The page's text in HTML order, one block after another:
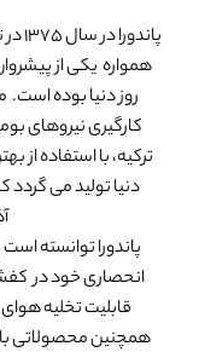
همواره یکی از
روز دنیا بوده است.
کارگیری نیروهای
ترکیه، با استفاده از
دنیا تولید می گردد
پاندورا توانسته
انحصاری خود در
قابلیت تخلیه
همچنین محصولاتی